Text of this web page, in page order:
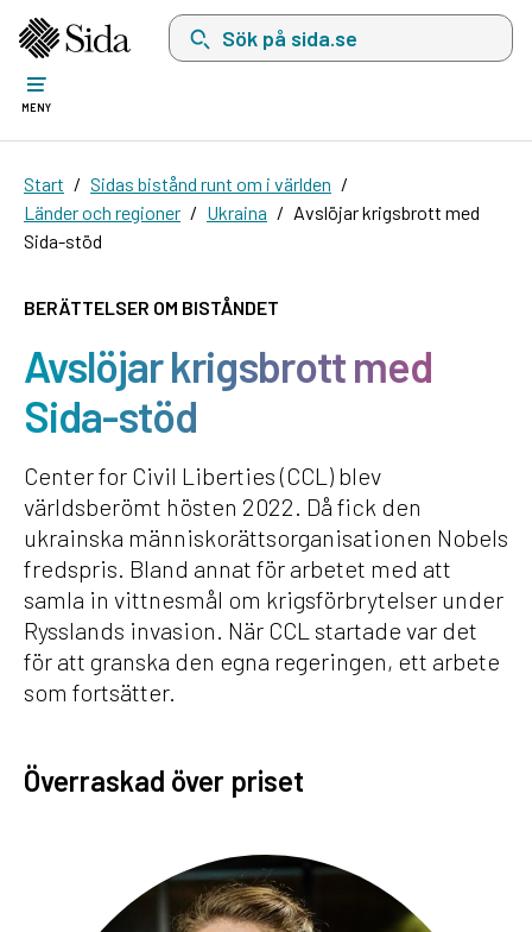
Sök på sida.se, sökförslag kommer att visas
MENY
Start
Sidas bistånd runt om i världen
Länder och regioner
Ukraina
Avslöjar krigsbrott med
Sida-stöd
BERÄTTELSER OM BISTÅNDET
Avslöjar krigsbrott med
Sida-stöd
Center for Civil Liberties (CCL) blev
världsberömt hösten 2022. Då fick den
ukrainska människorättsorganisationen Nobels
fredspris. Bland annat för arbetet med att
samla in vittnesmål om krigsförbrytelser under
Rysslands invasion. När CCL startade var det
för att granska den egna regeringen, ett arbete
som fortsätter.
Överraskad över priset